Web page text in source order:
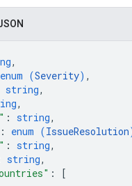
,
enum (Severity) ,
string,
,
: string,
: enum (IssueResolution
: string,
string,
:
[